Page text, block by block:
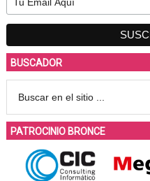
BUSCADOR
PATROCINIO BRONCE